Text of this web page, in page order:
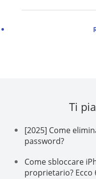
Ti
[2025] Come
password?
Come sbloccare
proprietario? Ecco